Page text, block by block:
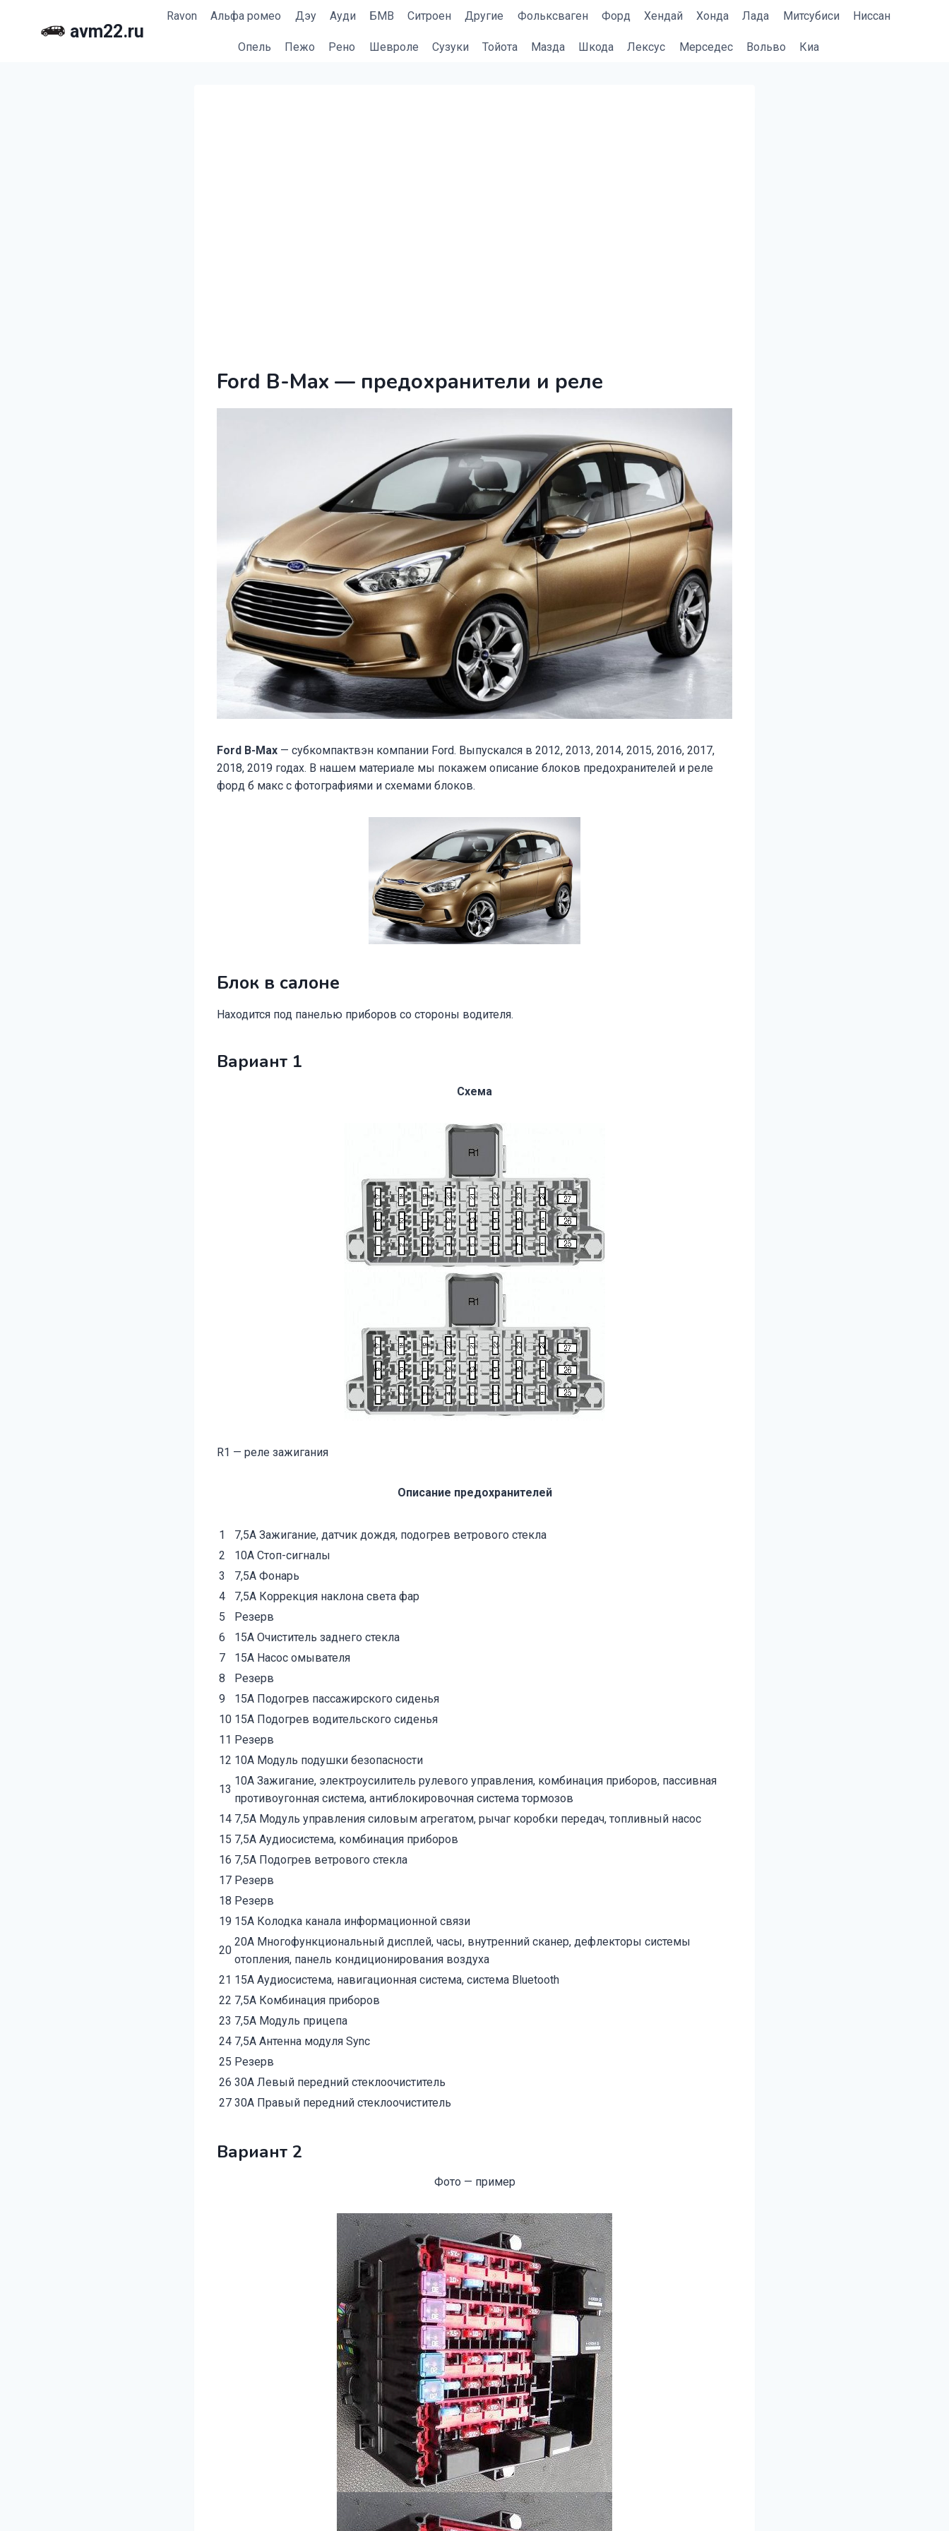
avm22.ru
Ravon Альфа ромео Дэу Ауди БМВ Cитроен Другие Фольксваген Форд Хендай Хонда Лада Митсубиси Ниссан
Опель Пежо Рено Шевроле Сузуки Тойота Мазда Шкода Лексус Мерседес Вольво Киа
Ford B-Max — предохранители и реле
Ford B-Max — субкомпактвэн компании Ford. Выпускался в 2012, 2013, 2014, 2015, 2016, 2017,
2018, 2019 годах. В нашем материале мы покажем описание блоков предохранителей и реле
форд б макс с фотографиями и схемами блоков.
Блок в салоне
Находится под панелью приборов со стороны водителя.
Вариант 1
Схема
R1 — реле зажигания
Описание предохранителей
1
7,5А Зажигание, датчик дождя, подогрев ветрового стекла
2
10А Стоп-сигналы
3
7,5А Фонарь
4
7,5А Коррекция наклона света фар
5
Резерв
6
15А Очиститель заднего стекла
7
15А Насос омывателя
8
Резерв
9
15А Подогрев пассажирского сиденья
10 15А Подогрев водительского сиденья
11 Резерв
12 10А Модуль подушки безопасности
13
10А Зажигание, электроусилитель рулевого управления, комбинация приборов, пассивная
противоугонная система, антиблокировочная система тормозов
14 7,5А Модуль управления силовым агрегатом, рычаг коробки передач, топливный насос
15 7,5А Аудиосистема, комбинация приборов
16 7,5А Подогрев ветрового стекла
17 Резерв
18 Резерв
19 15А Колодка канала информационной связи
20
20А Многофункциональный дисплей, часы, внутренний сканер, дефлекторы системы
отопления, панель кондиционирования воздуха
21 15А Аудиосистема, навигационная система, система Bluetooth
22 7,5А Комбинация приборов
23 7,5А Модуль прицепа
24 7,5А Антенна модуля Sync
25 Резерв
26 30А Левый передний стеклоочиститель
27 30А Правый передний стеклоочиститель
Вариант 2
Фото — пример